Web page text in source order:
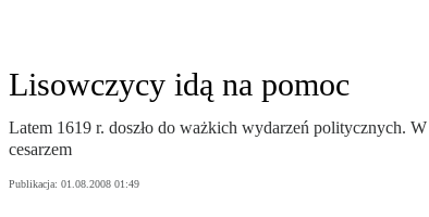
Lisowczycy idą na pomoc
Latem 1619 r. doszło do ważkich wydarzeń politycznych.
cesarzem
Publikacja: 01.08.2008 01:49